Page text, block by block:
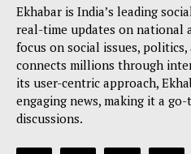
Ekhabar is India’s leading
real-time updates on national
focus on social issues,
connects millions through
its user-centric approach,
engaging news, making it a
discussions.